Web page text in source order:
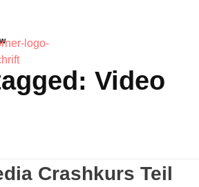
Video
Crashkurs Teil